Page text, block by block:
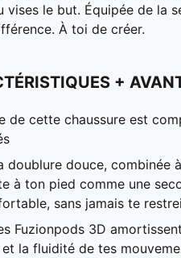
vises le but. Équipée de la
À toi de créer.
+
de cette chaussure est
doublure douce,
à ton pied comme une
sans jamais te
Fuzionpods 3D
la fluidité de tes